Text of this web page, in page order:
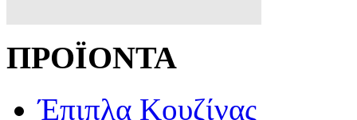
ΠΡΟΪΟΝΤΑ
Έπιπλα Κουζίνας